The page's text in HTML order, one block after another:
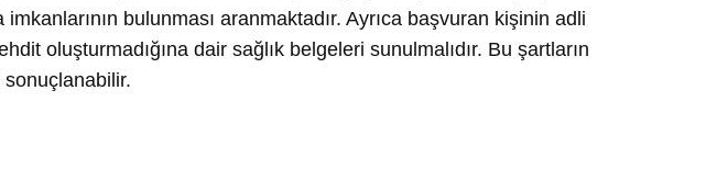
bulunması aranmaktadır. Ayrıca başvuran kişinin adli
oluşturmadığına dair sağlık belgeleri sunulmalıdır. Bu şartların